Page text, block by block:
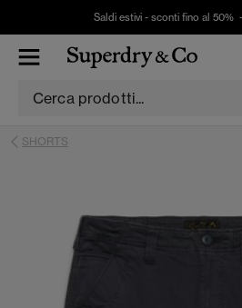
Saldi estivi - sconti fino al 50% -
SHORTS